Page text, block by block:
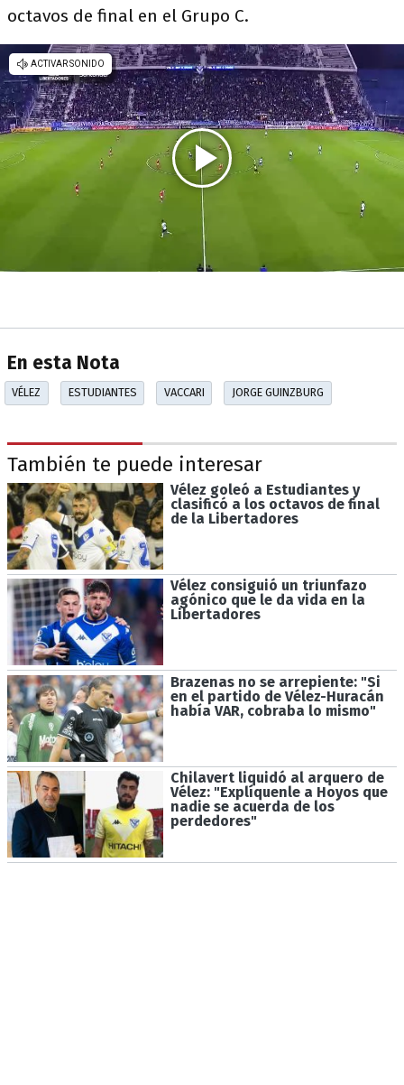
octavos de final en el Grupo C.
En esta Nota
VÉLEZ ESTUDIANTES VACCARI JORGE GUINZBURG
También te puede interesar
Vélez goleó a Estudiantes y
clasificó a los octavos de final
de la Libertadores
Vélez consiguió un triunfazo
agónico que le da vida en la
Libertadores
Brazenas no se arrepiente: "Si
en el partido de Vélez-Huracán
había VAR, cobraba lo mismo"
Chilavert liquidó al arquero de
Vélez: "Explíquenle a Hoyos que
nadie se acuerda de los
perdedores"